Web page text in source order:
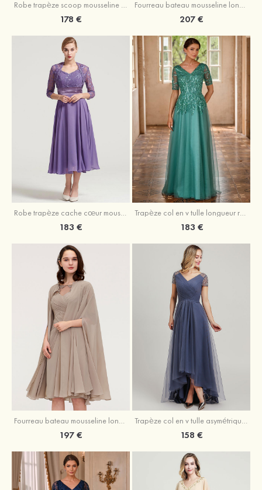
Robe trapèze scoop mousseline longueur mollet robe de mère de la mariée avec appliqué volants veste
178 €
Fourreau bateau mousseline longueur genou robe de mère de la mariée avec appliqué perle plissé veste
207 €
Robe trapèze cache cœur mousseline longueur mollet robe de mère de la mariée avec plissé veste
183 €
Trapèze col en v tulle longueur ras du sol robe de mère de la mariée avec perles paillettes
183 €
Fourreau bateau mousseline longueur genou robe de mère de la mariée avec appliqué plissé veste
197 €
Trapèze col en v tulle asymétrique robe de mère de la mariée
158 €